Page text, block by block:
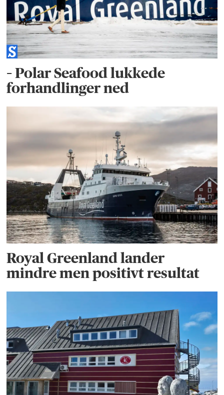
– Polar Seafood lukkede
forhandlinger ned
Royal Greenland lander
mindre men positivt resultat